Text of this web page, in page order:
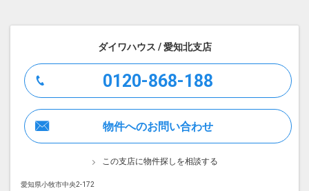
ダイワハウス / 愛知北支店
0120-868-188
物件へのお問い合わせ
この支店に物件探しを相談する
愛知県小牧市中央2-172